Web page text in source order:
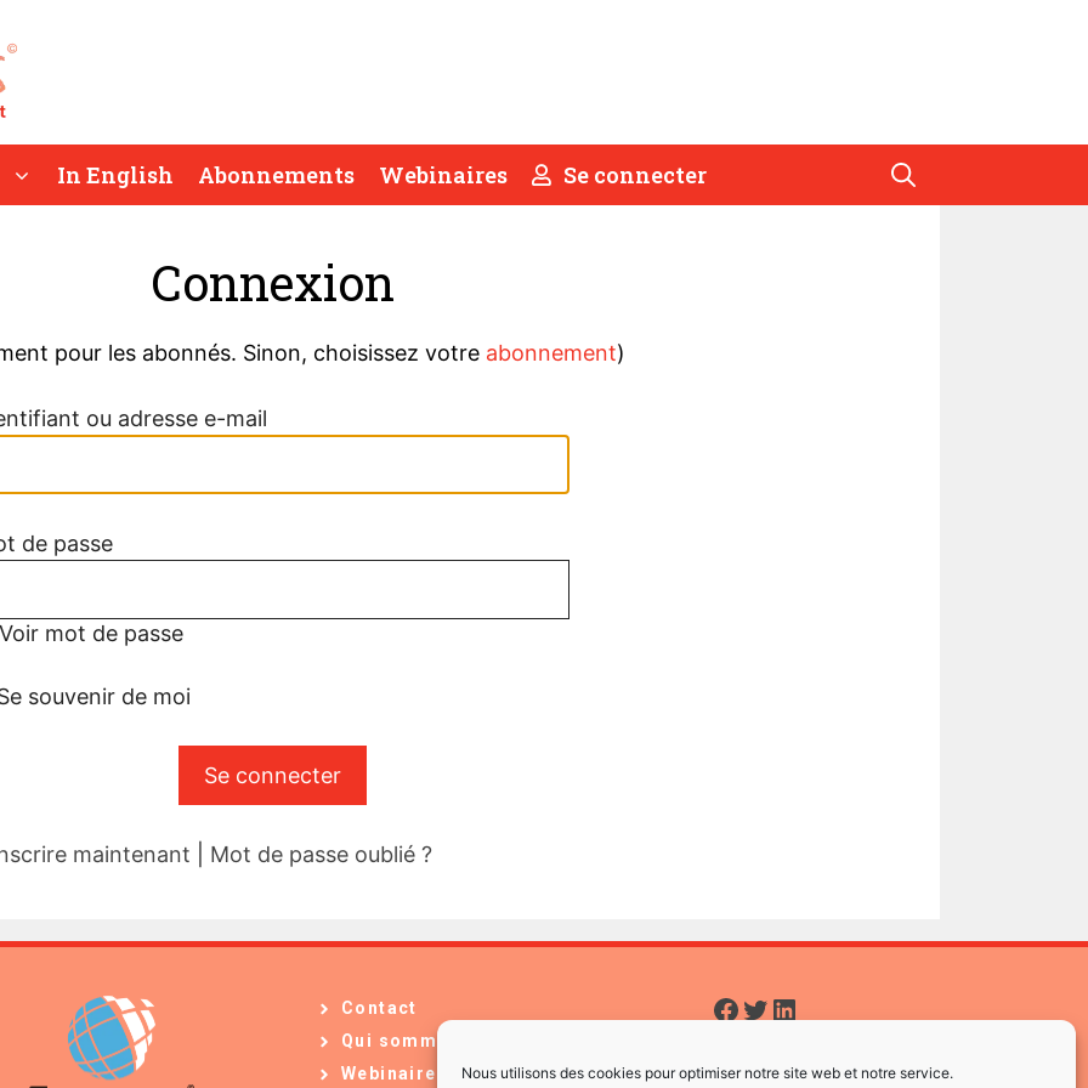
Nous utilisons des cookies pour optimiser notre site web et notre service.
In English Abonnements Webinaires Se connecter
Connexion
pour les abonnés. Sinon, choisissez votre abonnement)
ou adresse e-mail
de passe
Voir mot de passe
souvenir de moi
maintenant Mot de passe oublié ?
Contact
Qui sommes-nous ?
Webinaires
Facebook
Twitter
LinkedIn